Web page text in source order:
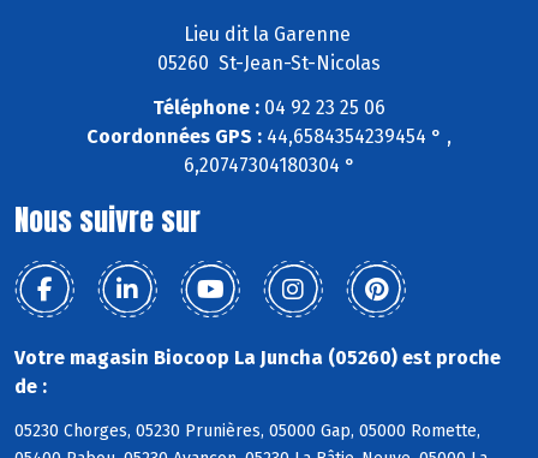
Lieu dit la Garenne
05260 St-Jean-St-Nicolas
Téléphone : 04 92 23 25 06
Coordonnées GPS : 44,6584354239454 ° ,
6,20747304180304 °
Nous suivre sur
Votre magasin Biocoop La Juncha (05260) est proche
de :
05230 Chorges, 05230 Prunières, 05000 Gap, 05000 Romette,